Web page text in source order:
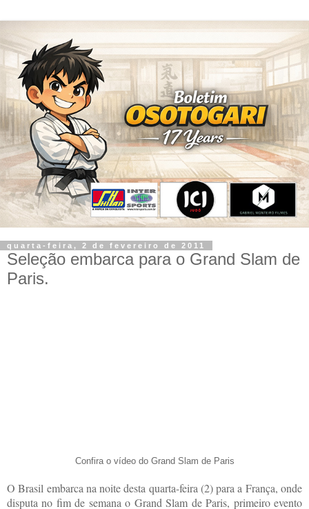
quarta-feira, 2 de fevereiro de 2011
Seleção embarca para o Grand Slam de
Paris.
Confira o vídeo do Grand Slam de Paris
O Brasil embarca na noite desta quarta-feira (2) para a França, onde
disputa no fim de semana o Grand Slam de Paris, primeiro evento